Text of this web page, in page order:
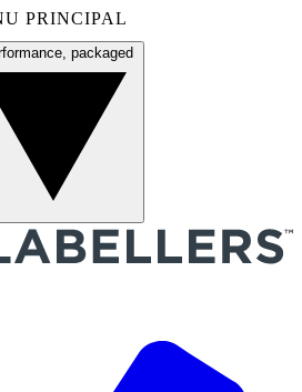
PRINCIPAL
packaged